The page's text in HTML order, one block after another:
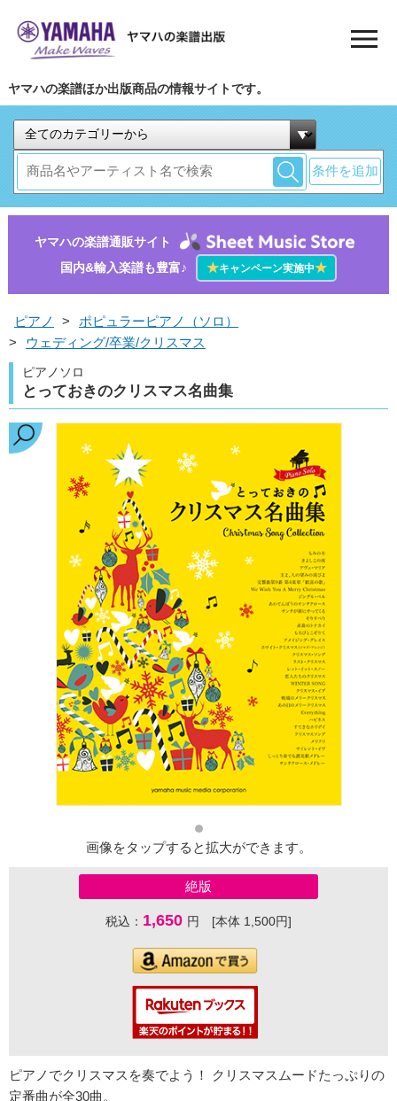
ヤマハの楽譜ほか出版商品の情報サイトです。
条件を追加
ヤマハの楽譜通販サイト
国内&輸入楽譜も豊富♪
★キャンペーン実施中★
ピアノ >
ポピュラーピアノ（ソロ）
>
ウェディング/卒業/クリスマス
ピアノソロ
とっておきのクリスマス名曲集
画像をタップすると拡大ができます。
絶版
税込： 1,650 円 [本体 1,500円]
ピアノでクリスマスを奏でよう！ クリスマスムードたっぷりの
定番曲が全30曲。